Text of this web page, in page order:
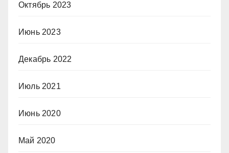
Октябрь 2023
Июнь 2023
Декабрь 2022
Июль 2021
Июнь 2020
Май 2020